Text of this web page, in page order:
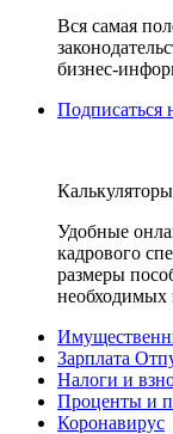
Вся самая
бизнес-
Подписаться
Калькуляторы
Удобные
кадрового
размеры
необходимых
Зарплата
Налоги и
Проценты и
Коронавирус